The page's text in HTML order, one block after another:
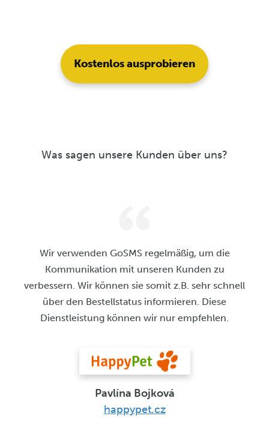
Kostenlos ausprobieren
Was sagen unsere Kunden über uns?
Wir verwenden GoSMS regelmäßig, um die
Kommunikation mit unseren Kunden zu
verbessern. Wir können sie somit z.B. sehr schnell
über den Bestellstatus informieren. Diese
Dienstleistung können wir nur empfehlen.
Pavlína Bojková
happypet.cz